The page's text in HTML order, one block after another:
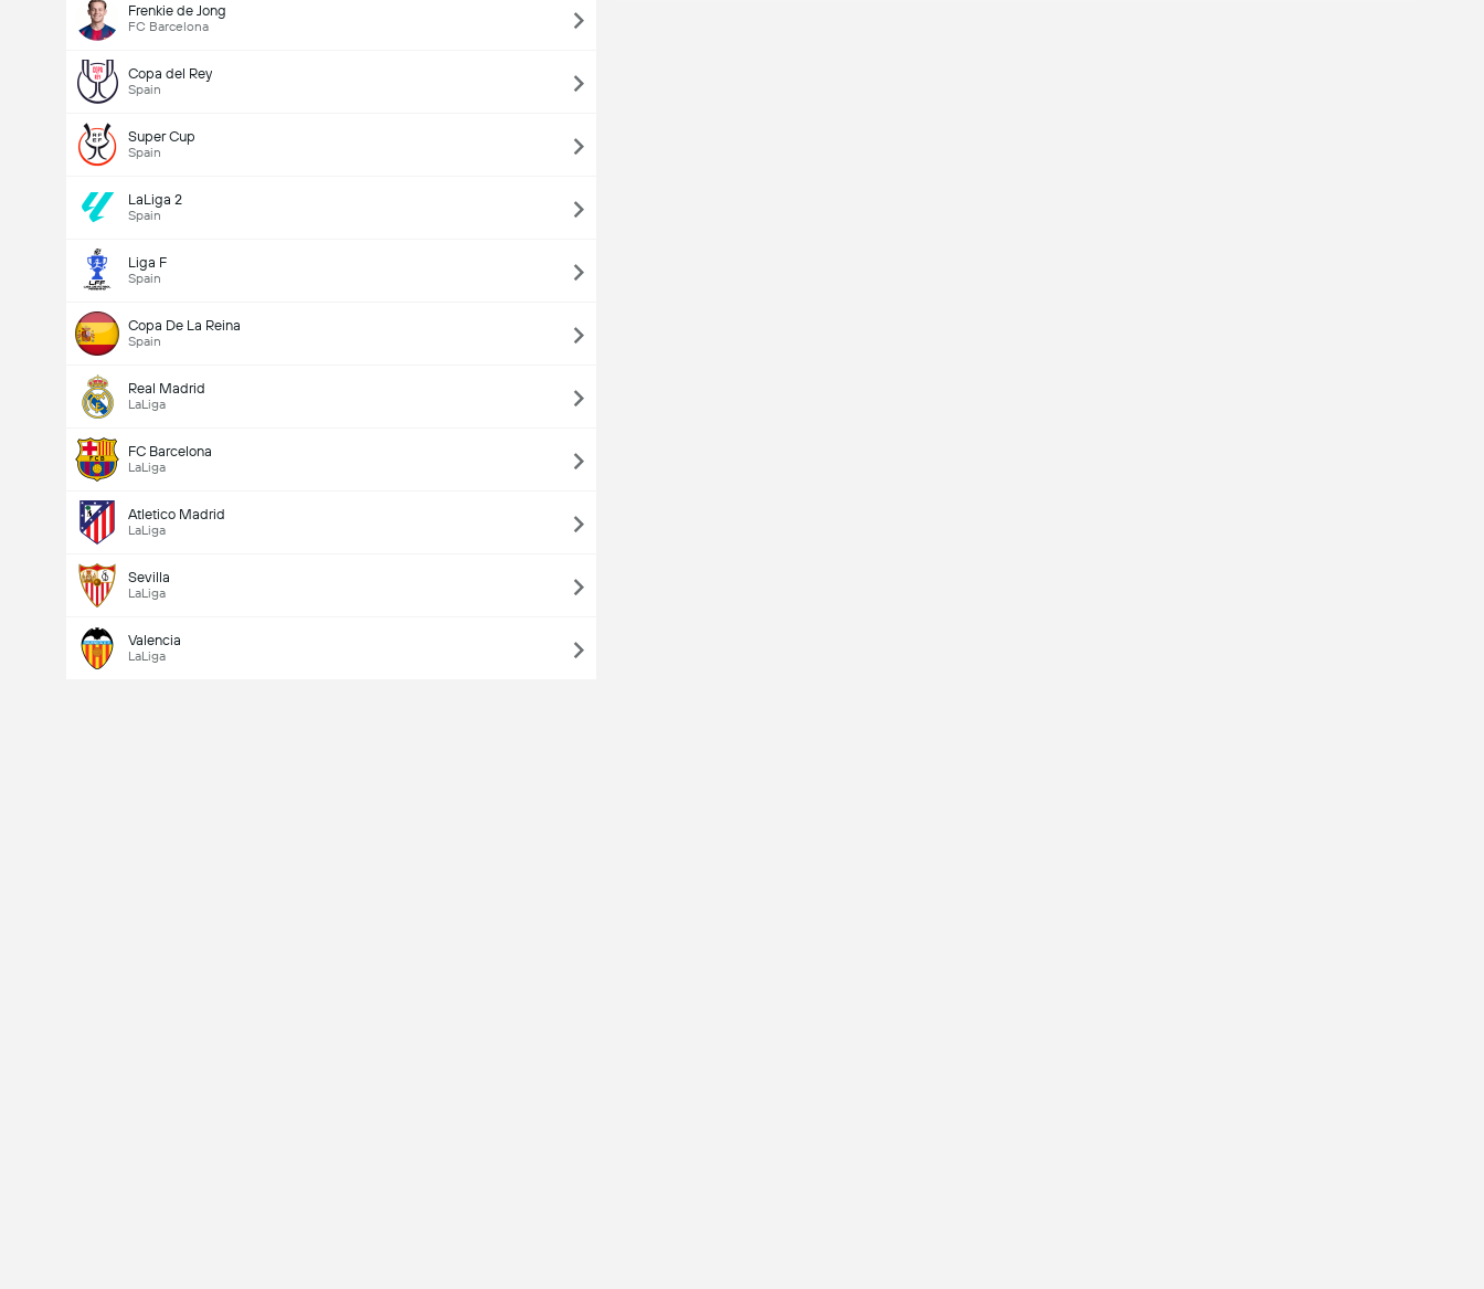
Frenkie de Jong
FC Barcelona
Copa del Rey
Spain
Super Cup
Spain
LaLiga 2
Spain
Liga F
Spain
Copa De La Reina
Spain
Real Madrid
LaLiga
FC Barcelona
LaLiga
Atletico Madrid
LaLiga
Sevilla
LaLiga
Valencia
LaLiga